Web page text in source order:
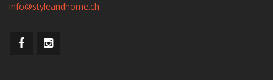
info@styleandhome.ch